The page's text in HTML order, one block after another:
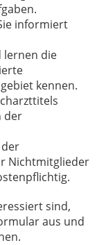
informiert
lernen die
kennen.
der
Nichtmitglieder
sind,
aus und